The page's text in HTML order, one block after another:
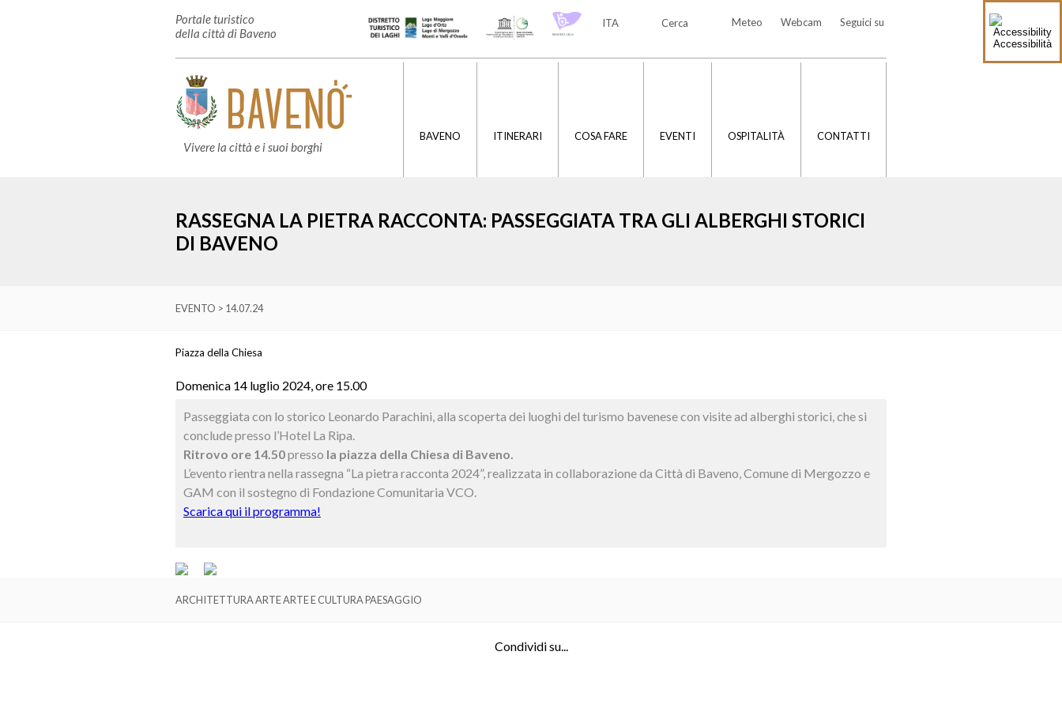
Accessibilità
Portale turistico
della città di Baveno
Seguici su
Webcam
Meteo
Cerca
ITA
Vivere la città e i suoi borghi
BAVENO ITINERARI COSA FARE EVENTI OSPITALITÀ CONTATTI
RASSEGNA LA PIETRA RACCONTA: PASSEGGIATA TRA GLI ALBERGHI STORICI
DI BAVENO
EVENTO > 14.07.24
Piazza della Chiesa
Domenica 14 luglio 2024, ore 15.00
Passeggiata con lo storico Leonardo Parachini, alla scoperta dei luoghi del turismo bavenese con visite ad alberghi storici, che si
conclude presso l’Hotel La Ripa.
Ritrovo ore 14.50presso la piazza della Chiesa di Baveno.
L’evento rientra nella rassegna “La pietra racconta 2024”, realizzata in collaborazione da Città di Baveno, Comune di Mergozzo e
GAM con il sostegno di Fondazione Comunitaria VCO.
Scarica qui il programma!
ARCHITETTURA ARTE ARTE E CULTURA PAESAGGIO
Condividi su...